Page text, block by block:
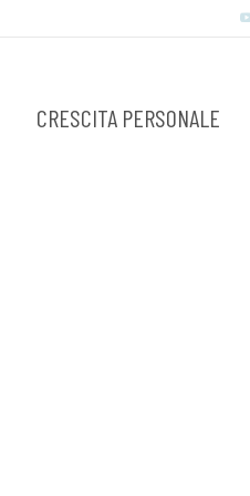
CRESCITA PERSONALE